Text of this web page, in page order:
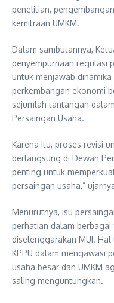
penelitian,
kemitraan UMKM.
Dalam sambutannya,
penyempurnaan regulasi
untuk menjawab
perkembangan ekonomi
sejumlah tantangan
Persaingan Usaha.
Karena itu, proses revisi
berlangsung di Dewan
penting untuk
persaingan usaha,”
Menurutnya, isu
perhatian dalam
diselenggarakan MUI.
KPPU dalam mengawasi
usaha besar dan UMKM
saling menguntungkan.